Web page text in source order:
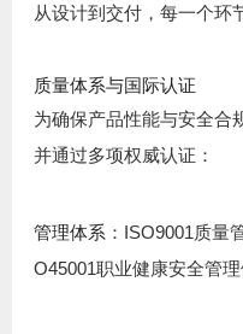
从设计到交付，每一个环
质量体系与国际认证
为确保产品性能与安全合
并通过多项权威认证：
管理体系 ：ISO9001质量
O45001职业健康安全管理